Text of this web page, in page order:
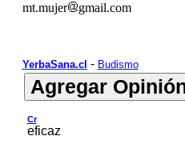
mt.mujer gmail.com
YerbaSana.cl - Budismo
Cr
eficaz